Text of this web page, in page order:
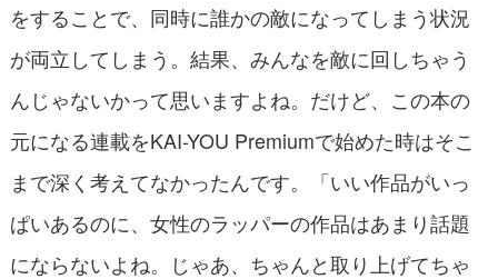
をすることで、同時に誰かの敵になってしまう状況
が両立してしまう。結果、みんなを敵に回しちゃう
んじゃないかって思いますよね。だけど、この本の
元になる連載をKAI-YOU Premiumで始めた時はそこ
まで深く考えてなかったんです。「いい作品がいっ
ぱいあるのに、女性のラッパーの作品はあまり話題
にならないよね。じゃあ、ちゃんと取り上げてちゃ